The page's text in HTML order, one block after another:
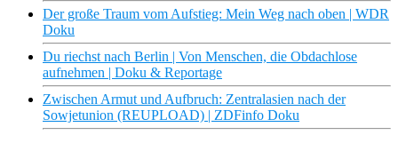
Der große Traum vom Aufstieg: Mein Weg nach oben | WDR
Doku
Du riechst nach Berlin | Von Menschen, die Obdachlose
aufnehmen | Doku & Reportage
Zwischen Armut und Aufbruch: Zentralasien nach der
Sowjetunion (REUPLOAD) | ZDFinfo Doku